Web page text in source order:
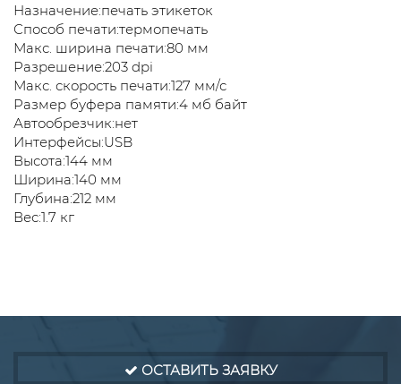
Назначение:печать этикеток
Способ печати:термопечать
Макс. ширина печати:80 мм
Разрешение:203 dpi
Макс. скорость печати:127 мм/с
Размер буфера памяти:4 мб байт
Автообрезчик:нет
Интерфейсы:USB
Высота:144 мм
Ширина:140 мм
Глубина:212 мм
Вес:1.7 кг
ОСТАВИТЬ ЗАЯВКУ